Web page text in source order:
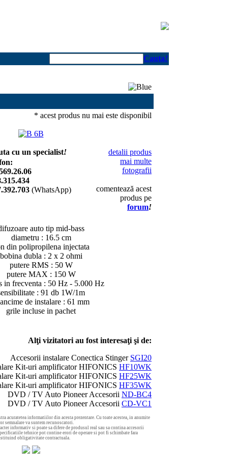
Cauta!
* acest produs nu mai este disponibil
cu un specialist!
(WhatsApp)
detalii produs
mai multe
fotografii
comentează acest
produs pe
forum!
auto tip mid-bass
diametru : 16.5 cm
din polipropilena injectata
bobina dubla : 2 x 2 ohmi
putere RMS : 50 W
putere MAX : 150 W
in frecventa : 50 Hz - 5.000 Hz
: 91 db 1W/1m
de instalare : 61 mm
grile incluse in pachet
Alţi vizitatori au fost interesaţi şi de:
Accesorii instalare Conectica Stinger SGI20
Kit-uri amplificator HIFONICS HF10WK
Kit-uri amplificator HIFONICS HF25WK
Kit-uri amplificator HIFONICS HF35WK
DVD / TV Auto Pioneer Accesorii ND-BC4
DVD / TV Auto Pioneer Accesorii CD-VC1
acuratetea informatiilor din acesta prezentare. Cu toate acestea, in anumite
semnalare va suntem recunoscatori.
informativ si poate sa difere de produsul real sau sa contina accesorii
tehnice pot contine erori de operare si pot fi schimbate fara
obligativitate contractuala.